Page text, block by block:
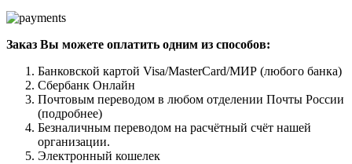
Заказ Вы можете оплатить одним из способов:
Банковской картой Visa/MasterCard/МИР (любого банка)
Сбербанк Онлайн
Почтовым переводом в любом отделении Почты России
(подробнее)
Безналичным переводом на расчётный счёт нашей
организации.
Электронный кошелек